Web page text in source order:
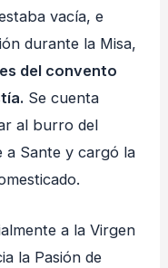
vacía, e
durante la Misa,
del convento
Se cuenta
al burro del
a Sante y cargó la
a la Virgen
la Pasión de